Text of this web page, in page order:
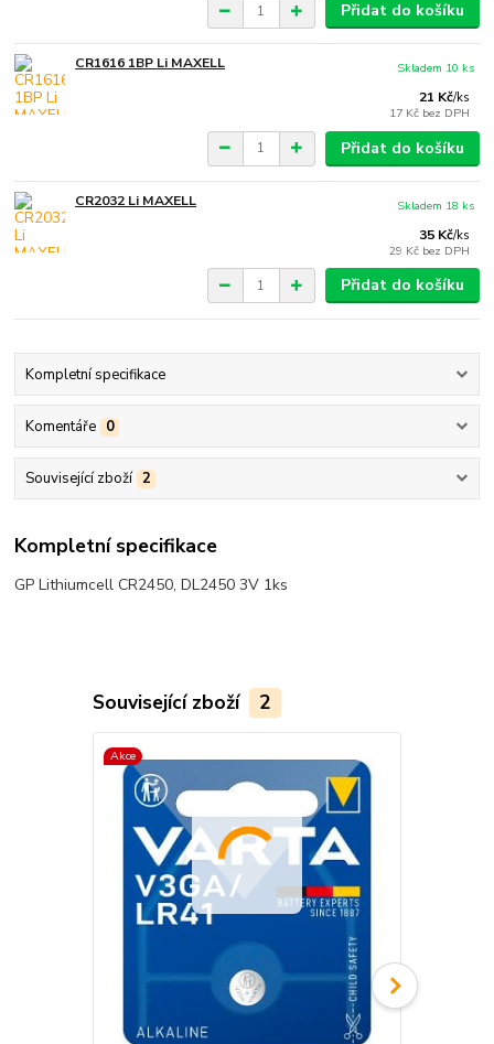
Přidat do košíku
CR1616 1BP Li MAXELL
21 Kč/ks
17 Kč bez DPH
Skladem 10 ks
Přidat do košíku
CR2032 Li MAXELL
35 Kč/ks
29 Kč bez DPH
Skladem 18 ks
Přidat do košíku
Kompletní specifikace
Komentáře 0
Související zboží 2
Kompletní specifikace
GP Lithiumcell CR2450, DL2450 3V 1ks
Související zboží 2
Akce